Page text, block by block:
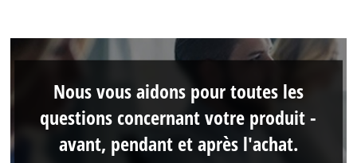
Nous vous aidons pour toutes les
questions concernant votre produit -
avant, pendant et après l'achat.